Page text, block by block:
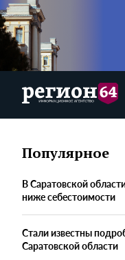
Популярное
В Саратовской
ниже себестоимости
Стали известны
Саратовской области